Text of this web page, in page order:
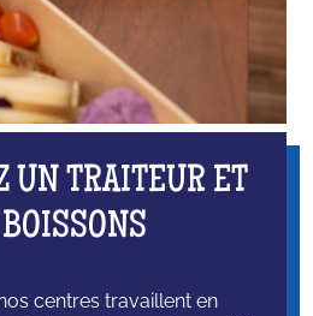
UN TRAITEUR ET
centres travaillent en